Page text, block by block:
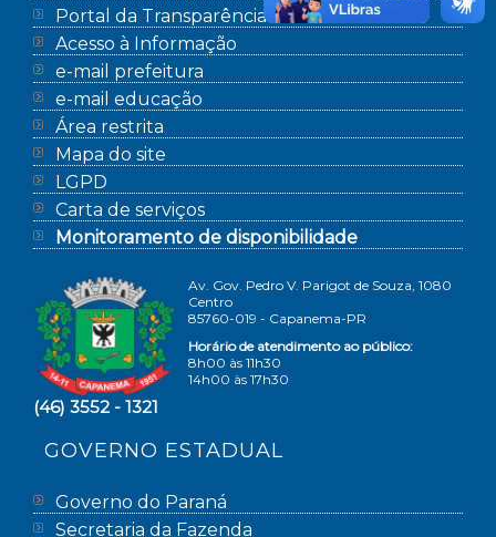
Portal da Transparência
Acesso à Informação
e-mail prefeitura
e-mail educação
Área restrita
Mapa do site
LGPD
Carta de serviços
Monitoramento de disponibilidade
Av. Gov. Pedro V. Parigot de Souza, 1080
Centro
85760-019 - Capanema-PR
Horário de atendimento ao público:
8h00 às 11h30
14h00 às 17h30
(46) 3552 - 1321
GOVERNO ESTADUAL
Governo do Paraná
Secretaria da Fazenda